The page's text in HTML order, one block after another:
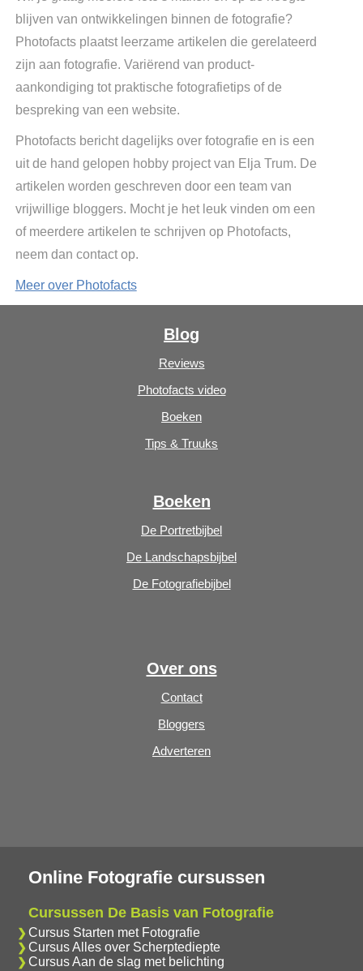
blijven van ontwikkelingen binnen de fotografie?
Photofacts plaatst leerzame artikelen die gerelateerd
zijn aan fotografie. Variërend van product-
aankondiging tot praktische fotografietips of de
bespreking van een website.
Photofacts bericht dagelijks over fotografie en is een
uit de hand gelopen hobby project van Elja Trum. De
artikelen worden geschreven door een team van
vrijwillige bloggers. Mocht je het leuk vinden om een
of meerdere artikelen te schrijven op Photofacts,
neem dan contact op.
Meer over Photofacts
Blog
Reviews
Photofacts video
Boeken
Tips & Truuks
Boeken
De Portretbijbel
De Landschapsbijbel
De Fotografiebijbel
Over ons
Contact
Bloggers
Adverteren
Online Fotografie cursussen
Cursussen De Basis van Fotografie
Cursus Starten met Fotografie
Cursus Alles over Scherptediepte
Cursus Aan de slag met belichting